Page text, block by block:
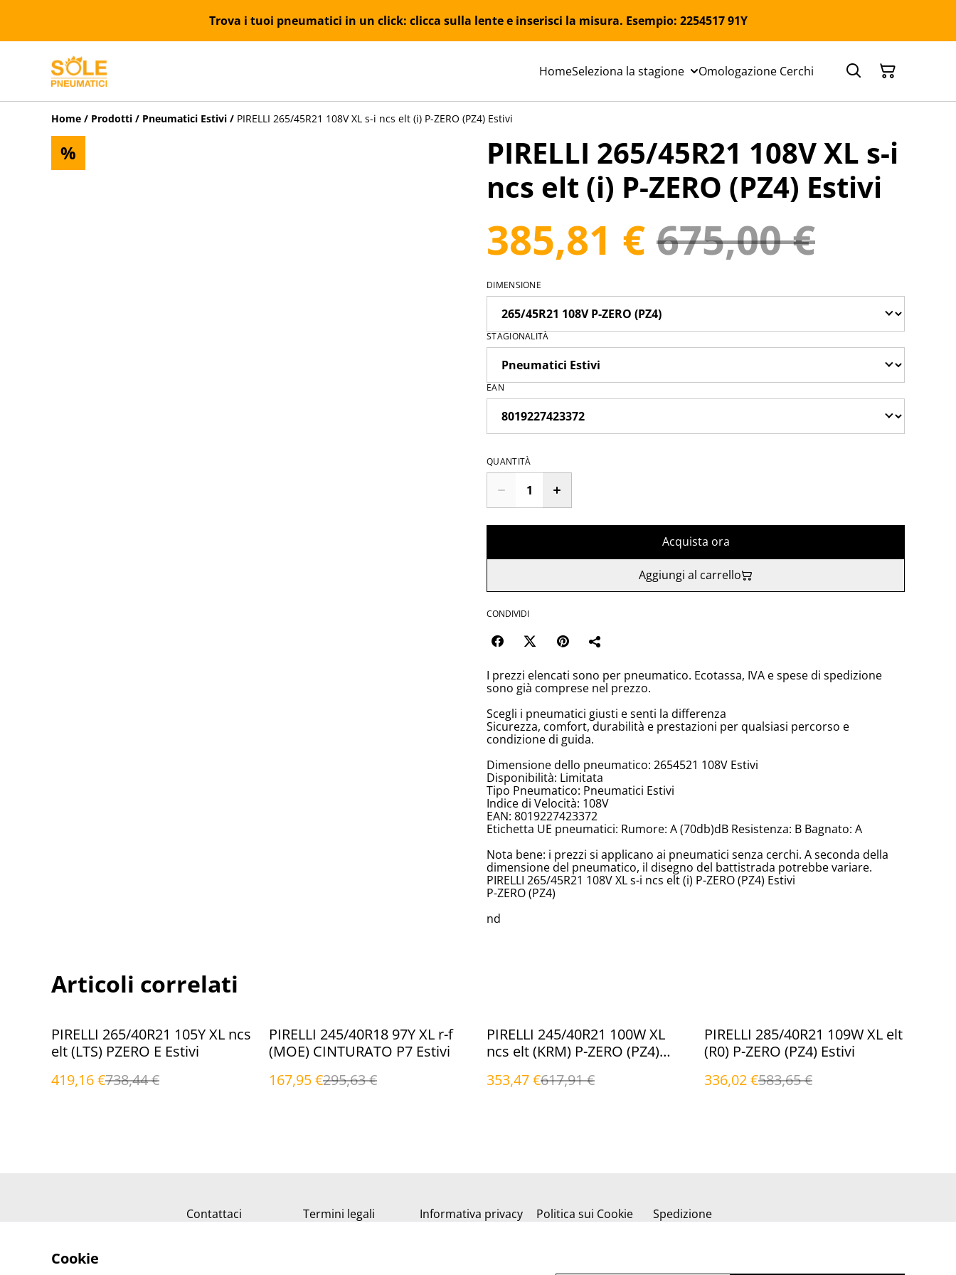
Trova i tuoi pneumatici in un click: clicca sulla lente e inserisci la misura. Esempio: 2254517 91Y
HomeSeleziona la stagione Omologazione Cerchi
Home / Prodotti / Pneumatici Estivi / PIRELLI 265/45R21 108V XL s-i ncs elt (i) P-ZERO (PZ4) Estivi
%
PIRELLI 265/45R21 108V XL s-i
ncs elt (i) P-ZERO (PZ4) Estivi
385,81 € 675,00 €
DIMENSIONE
STAGIONALITÀ
EAN
QUANTITÀ
Acquista ora
Aggiungi al carrello
CONDIVIDI
I prezzi elencati sono per pneumatico. Ecotassa, IVA e spese di spedizione
sono già comprese nel prezzo.
Scegli i pneumatici giusti e senti la differenza
Sicurezza, comfort, durabilità e prestazioni per qualsiasi percorso e
condizione di guida.
Dimensione dello pneumatico: 2654521 108V Estivi
Disponibilità: Limitata
Tipo Pneumatico: Pneumatici Estivi
Indice di Velocità: 108V
EAN: 8019227423372
Etichetta UE pneumatici: Rumore: A (70db)dB Resistenza: B Bagnato: A
Nota bene: i prezzi si applicano ai pneumatici senza cerchi. A seconda della
dimensione del pneumatico, il disegno del battistrada potrebbe variare.
PIRELLI 265/45R21 108V XL s-i ncs elt (i) P-ZERO (PZ4) Estivi
P-ZERO (PZ4)
nd
Articoli correlati
%
PIRELLI 265/40R21 105Y XL ncs
elt (LTS) PZERO E Estivi
419,16 €738,44 €
%
PIRELLI 245/40R18 97Y XL r-f
(MOE) CINTURATO P7 Estivi
167,95 €295,63 €
%
PIRELLI 245/40R21 100W XL
ncs elt (KRM) P-ZERO (PZ4)
353,47 €617,91 €
%
PIRELLI 285/40R21 109W XL elt
(R0) P-ZERO (PZ4) Estivi
336,02 €583,65 €
Contattaci Termini legali Informativa privacy Politica sui Cookie Spedizione
Cookie